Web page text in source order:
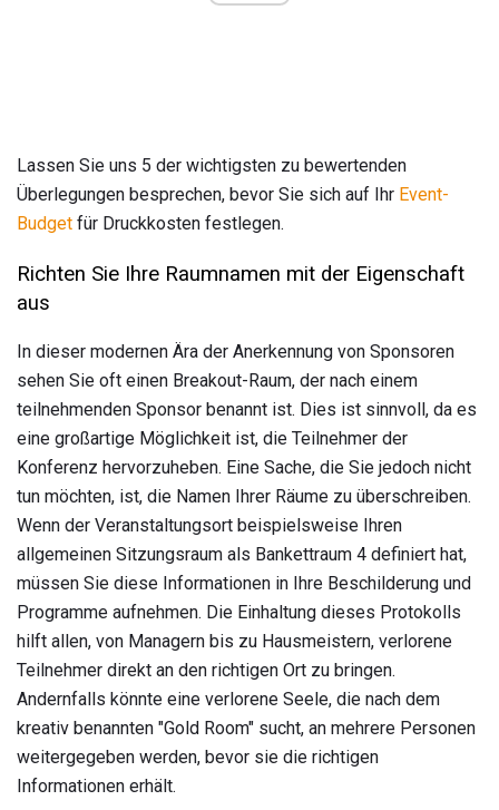
Lassen Sie uns 5 der wichtigsten zu bewertenden
Überlegungen besprechen, bevor Sie sich auf Ihr Event-
Budget für Druckkosten festlegen.
Richten Sie Ihre Raumnamen mit der Eigenschaft
aus
In dieser modernen Ära der Anerkennung von Sponsoren
sehen Sie oft einen Breakout-Raum, der nach einem
teilnehmenden Sponsor benannt ist. Dies ist sinnvoll, da es
eine großartige Möglichkeit ist, die Teilnehmer der
Konferenz hervorzuheben. Eine Sache, die Sie jedoch nicht
tun möchten, ist, die Namen Ihrer Räume zu überschreiben.
Wenn der Veranstaltungsort beispielsweise Ihren
allgemeinen Sitzungsraum als Bankettraum 4 definiert hat,
müssen Sie diese Informationen in Ihre Beschilderung und
Programme aufnehmen. Die Einhaltung dieses Protokolls
hilft allen, von Managern bis zu Hausmeistern, verlorene
Teilnehmer direkt an den richtigen Ort zu bringen.
Andernfalls könnte eine verlorene Seele, die nach dem
kreativ benannten "Gold Room" sucht, an mehrere Personen
weitergegeben werden, bevor sie die richtigen
Informationen erhält.